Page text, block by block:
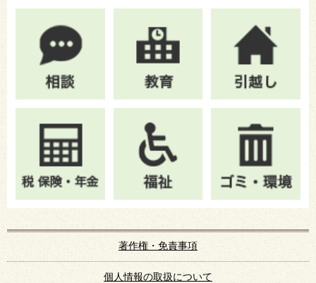
著作権・免責事項
個人情報の取扱について